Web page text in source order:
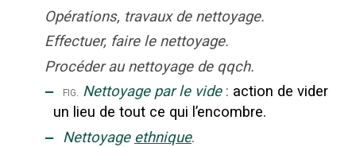
Opérations, travaux de nettoyage.
Effectuer, faire le nettoyage.
Procéder au nettoyage de qqch.
‒ fig. Nettoyage par le vide : action de vider
un lieu de tout ce qui l’encombre.
‒ Nettoyage ethnique.